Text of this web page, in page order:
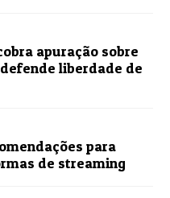
apuração sobre
liberdade de
para
de streaming